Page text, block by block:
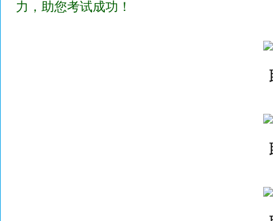
力，助您考试成功！